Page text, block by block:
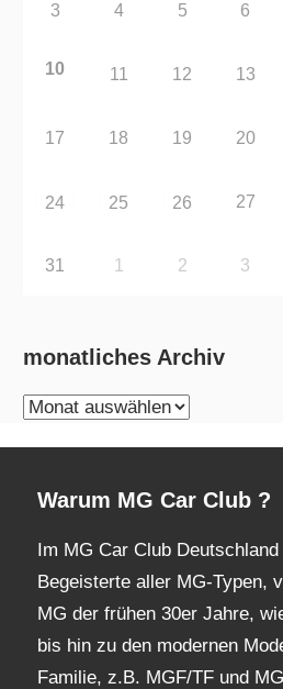
3 4 5 6
10 11 12 13
17 18 19 20
24 25 26 27
31 1 2 3
monatliches Archiv
monatliches
Warum MG Car Club ?
Im MG Car Club
Begeisterte aller MG-Typen,
MG der frühen 30er Jahre,
bis hin zu den modernen
Familie, z.B. MGF/TF und